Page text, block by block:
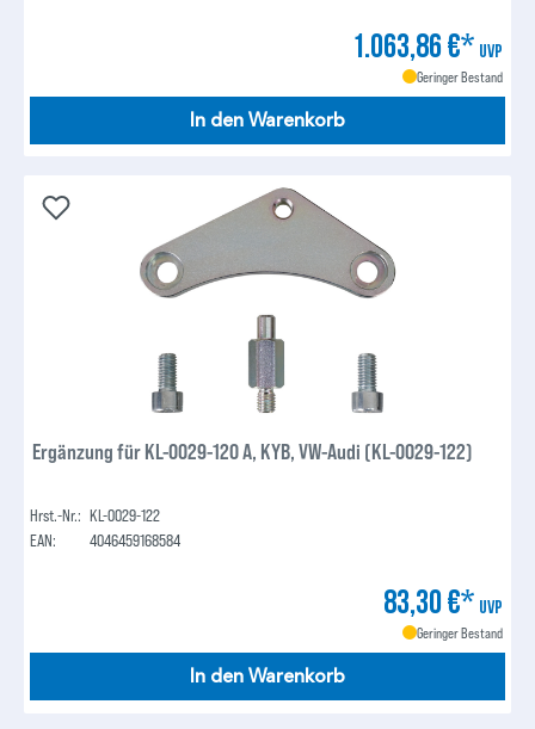
1.063,86 €* UVP
Geringer Bestand
In den Warenkorb
Ergänzung für KL-0029-120 A, KYB, VW-Audi (KL-0029-122)
Hrst.-Nr.: KL-0029-122
EAN:
4046459168584
83,30 €* UVP
Geringer Bestand
In den Warenkorb